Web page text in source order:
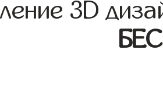
3D